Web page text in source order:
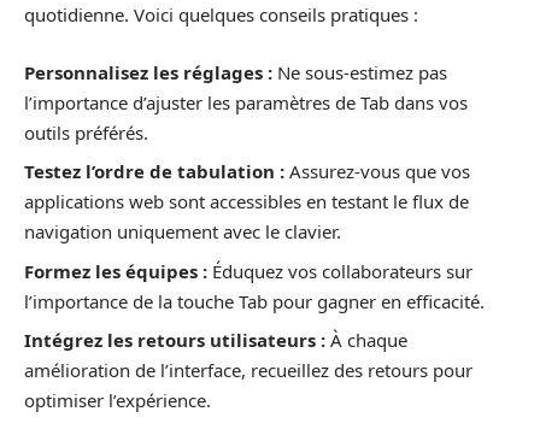
quotidienne. Voici quelques conseils pratiques :
Personnalisez les réglages : Ne sous-estimez pas
l’importance d’ajuster les paramètres de Tab dans vos
outils préférés.
Testez l’ordre de tabulation : Assurez-vous que vos
applications web sont accessibles en testant le flux de
navigation uniquement avec le clavier.
Formez les équipes : Éduquez vos collaborateurs sur
l’importance de la touche Tab pour gagner en efficacité.
Intégrez les retours utilisateurs : À chaque
amélioration de l’interface, recueillez des retours pour
optimiser l’expérience.